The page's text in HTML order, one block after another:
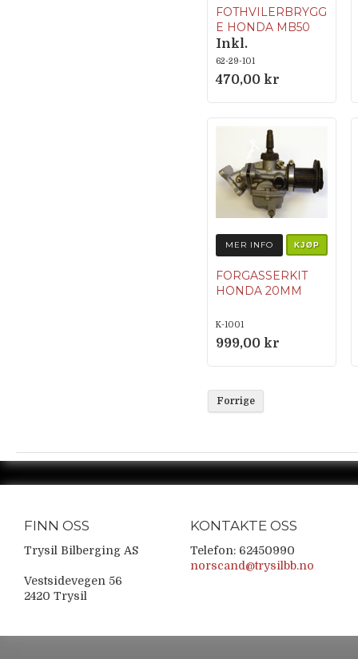
FOTHVILERBRYGG
E HONDA MB50
Inkl.
fothvilergummi
62-29-101
470,00 kr
MER INFO KJØP
FORGASSERKIT
HONDA 20MM
K-1001
999,00 kr
Forrige
FINN OSS
Trysil Bilberging AS
Vestsidevegen 56
2420 Trysil
KONTAKTE OSS
Telefon: 62450990
norscand@trysilbb.no